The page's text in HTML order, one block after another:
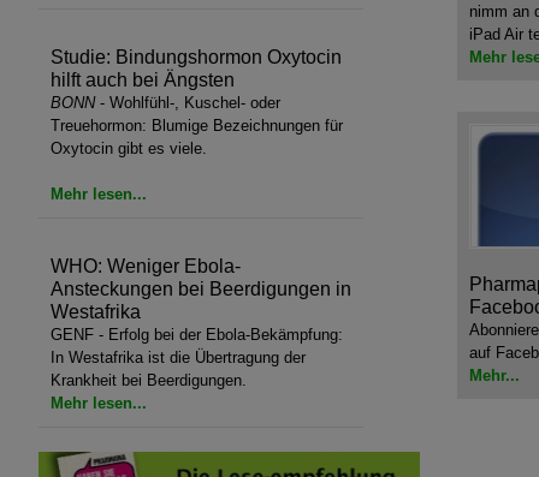
Studie: Bindungshormon Oxytocin
hilft auch bei Ängsten
BONN- Wohlfühl-, Kuschel- oder
Treuehormon: Blumige Bezeichnungen für
Oxytocin gibt es viele.
Mehr lesen...
WHO: Weniger Ebola-
Ansteckungen bei Beerdigungen in
Westafrika
GENF - Erfolg bei der Ebola-Bekämpfung:
In Westafrika ist die Übertragung der
Krankheit bei Beerdigungen.
Mehr lesen...
nimm an
iPad Air
Mehr
auf
Mehr...